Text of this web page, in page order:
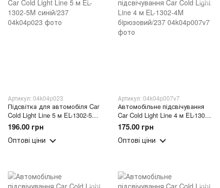
Артикул: 04k04p023
Підсвітка для автомобіля Car
Cold Light Line 5 м EL-1302-5M
синій/237
196.00 грн
Оптові ціни
Артикул: 04k04p007v7
Автомобільне підсвічування
Car Cold Light Line 4 м EL-1302-
4M бiрюзовий/237
175.00 грн
Оптові ціни